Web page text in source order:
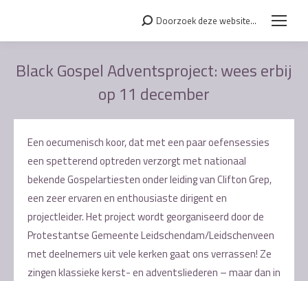
Search:Doorzoek deze website...
Black Gospel Adventsproject: wees erbij
op 11 december
Een oecumenisch koor, dat met een paar oefensessies
een spetterend optreden verzorgt met nationaal
bekende Gospelartiesten onder leiding van Clifton Grep,
een zeer ervaren en enthousiaste dirigent en
projectleider. Het project wordt georganiseerd door de
Protestantse Gemeente Leidschendam/Leidschenveen
met deelnemers uit vele kerken gaat ons verrassen! Ze
zingen klassieke kerst- en adventsliederen – maar dan in